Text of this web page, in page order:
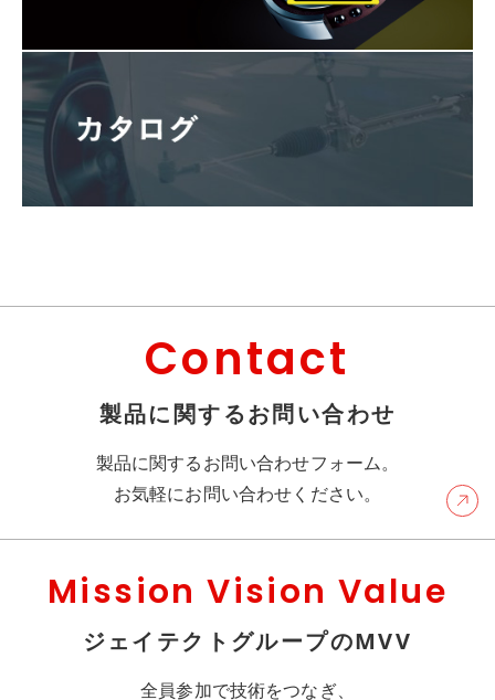
Contact
製品に関するお問い合わせ
製品に関するお問い合わせフォーム。
お気軽にお問い合わせください。
Mission Vision Value
ジェイテクトグループのMVV
全員参加で技術をつなぎ、